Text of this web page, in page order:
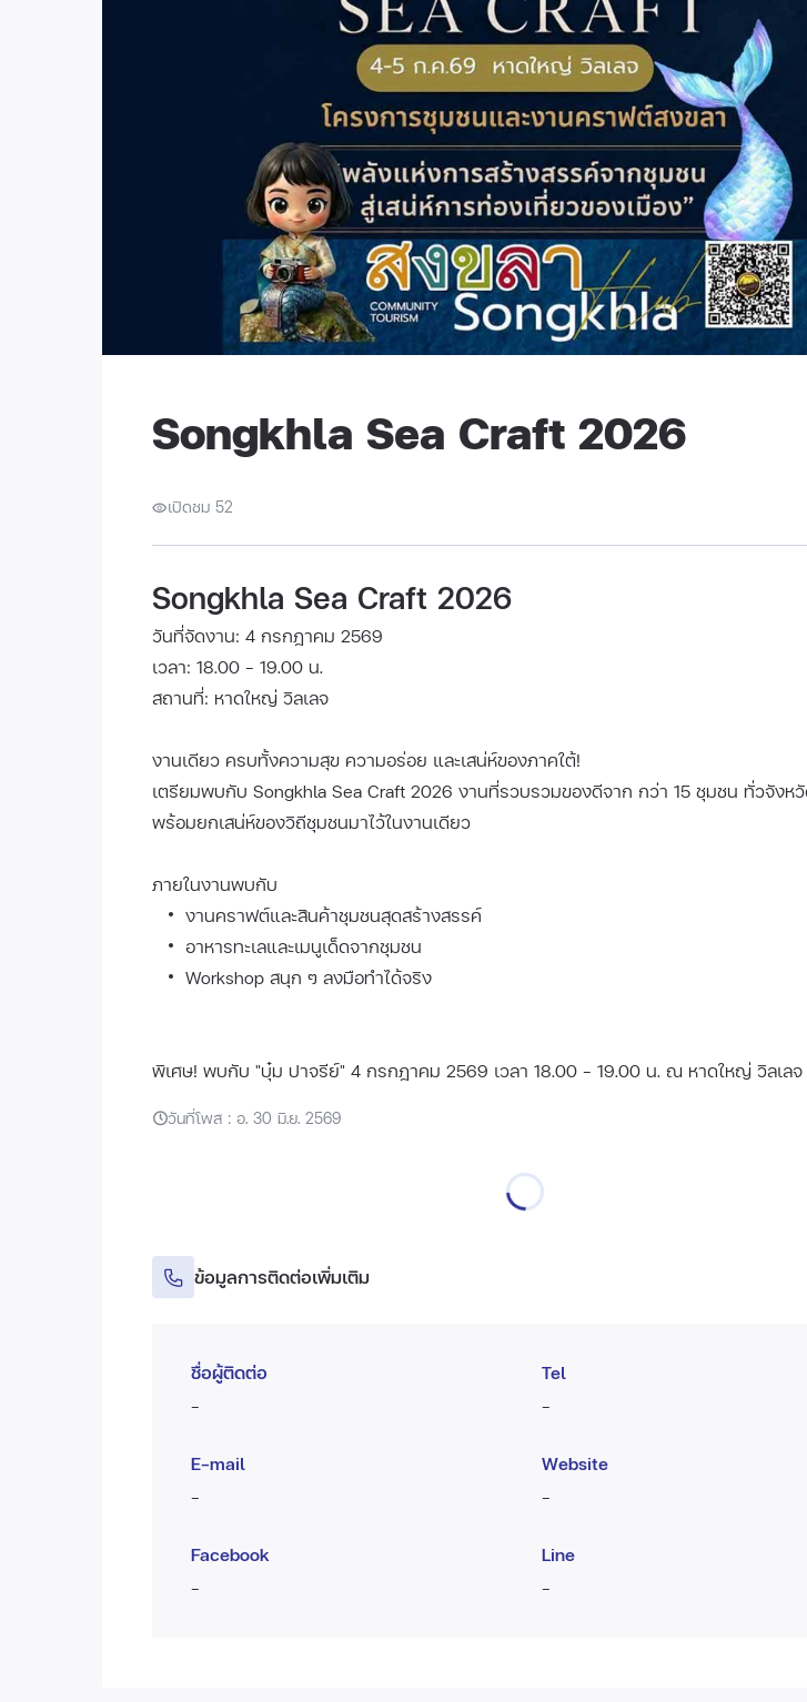
Songkhla Sea Craft 2026
เปิดชม 52
Songkhla Sea Craft 2026
วันที่จัดงาน: 4 กรกฎาคม 2569
เวลา: 18.00 - 19.00 น.
สถานที่: หาดใหญ่ วิลเลจ
งานเดียว ครบทั้งความสุข ความอร่อย และเสน่ห์ของภาคใต้!
เตรียมพบกับ Songkhla Sea Craft 2026 งานที่รวบรวมของดีจาก กว่า 15 ชุมชน ทั่วจังห
พร้อมยกเสน่ห์ของวิถีชุมชนมาไว้ในงานเดียว
ภายในงานพบกับ
งานคราฟต์และสินค้าชุมชนสุดสร้างสรรค์
อาหารทะเลและเมนูเด็ดจากชุมชน
Workshop สนุก ๆ ลงมือทำได้จริง
พิเศษ! พบกับ "บุ๋ม ปาจรีย์" 4 กรกฎาคม 2569 เวลา 18.00 - 19.00 น. ณ หาดใหญ่ วิลเลจ
วันที่โพส : อ. 30 มิ.ย. 2569
ข้อมูลการติดต่อเพิ่มเติม
ชื่อผู้ติดต่อ
-
Tel
-
E-mail
-
Website
-
Facebook
-
Line
-